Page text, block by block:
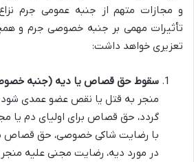
و مجازات متهم از جنبه عمومی جرم
تأثیرات مهمی بر جنبه خصوصی جرم و
تعزیری خواهد داشت:
سقوط حق قصاص یا دیه (جنبه
منجر به قتل یا نقص عضو عمدی
گردد، حق قصاص برای اولیای دم یا
با رضایت شاکی خصوصی، حق قصاص
در مورد دیه، رضایت مجنی علیه